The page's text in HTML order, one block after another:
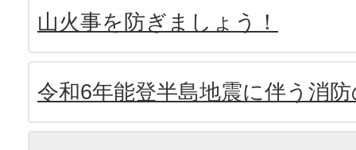
山火事を防ぎましょう！
令和6年能登半島地震に伴う消